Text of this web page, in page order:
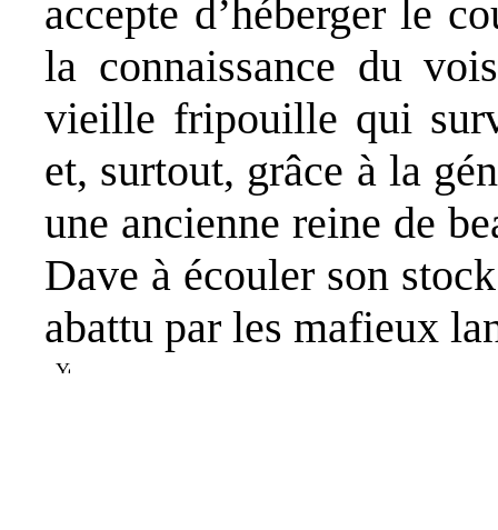
accepte d’héberger le
la connaissance du
vieille fripouille qui
et, surtout, grâce à la
une ancienne reine de
Dave à écouler son
abattu par les mafieux